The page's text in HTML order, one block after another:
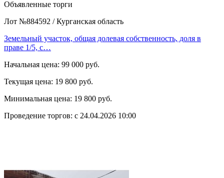
Объявленные торги
Лот №884592 / Курганская область
Земельный участок, общая долевая собственность, доля в
праве 1/5, с…
Начальная цена: 99 000 руб.
Текущая цена: 19 800 руб.
Минимальная цена: 19 800 руб.
Проведение торгов: с 24.04.2026 10:00